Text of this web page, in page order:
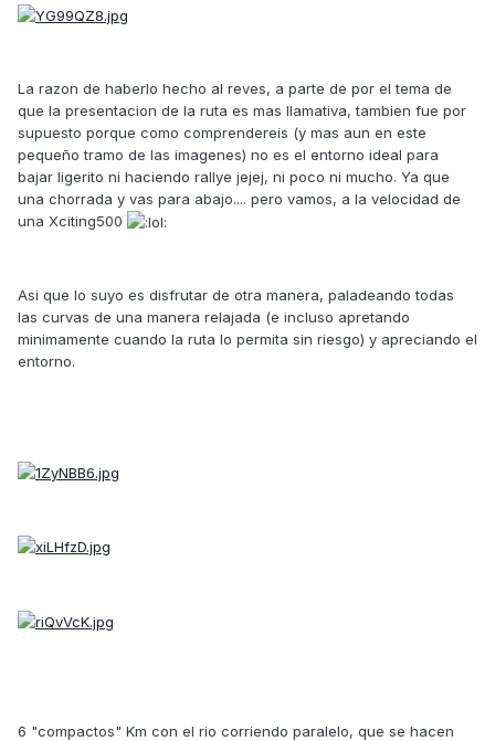
La razon de haberlo hecho al reves, a parte de por el tema de
que la presentacion de la ruta es mas llamativa, tambien fue por
supuesto porque como comprendereis (y mas aun en este
pequeño tramo de las imagenes) no es el entorno ideal para
bajar ligerito ni haciendo rallye jejej, ni poco ni mucho. Ya que
una chorrada y vas para abajo.... pero vamos, a la velocidad de
una Xciting500
Asi que lo suyo es disfrutar de otra manera, paladeando todas
las curvas de una manera relajada (e incluso apretando
minimamente cuando la ruta lo permita sin riesgo) y apreciando el
entorno.
6 "compactos" Km con el rio corriendo paralelo, que se hacen